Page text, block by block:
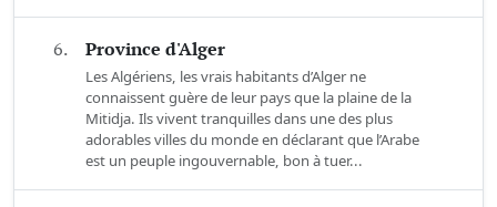
6. Province d'Alger
Les Algériens, les vrais habitants d’Alger ne
connaissent guère de leur pays que la plaine de la
Mitidja. Ils vivent tranquilles dans une des plus
adorables villes du monde en déclarant que l’Arabe
est un peuple ingouvernable, bon à tuer...